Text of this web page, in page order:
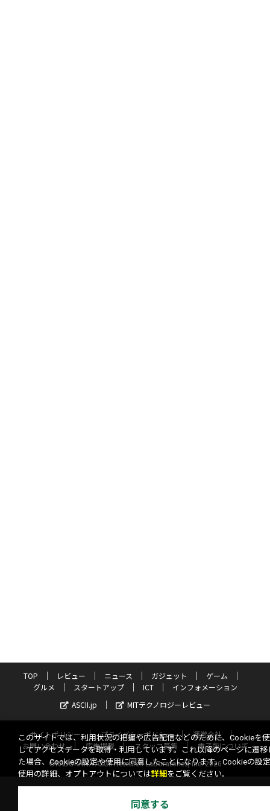
TOP レビュー ニュース ガジェット
ゲーム
グルメ
スタートアップ ICT
インフォメーション
ASCII.jp
MITテクノロジーレビュー
サイトポリシー プライバシーポリシー
運営会社
お問い合わせ
広告掲載 スタッフ募集
電子版について
©KADOKAWA ASCII Research Laboratories, Inc. 2026
このサイトでは、利用状況の把握や広告配信などのために、Cookieを
してアクセスデータを取得・利用しています。これ以降のページに遷移
た場合、Cookieの設定や使用に同意したことになります。Cookieの設
使用の詳細、オプトアウトについては詳細 をご覧ください。
同意する